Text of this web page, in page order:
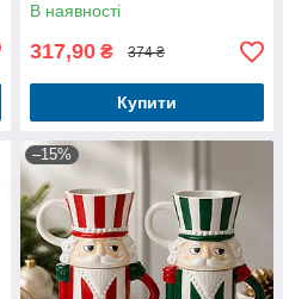
В наявності
317,90 ₴ 374 ₴
Купити
–15%